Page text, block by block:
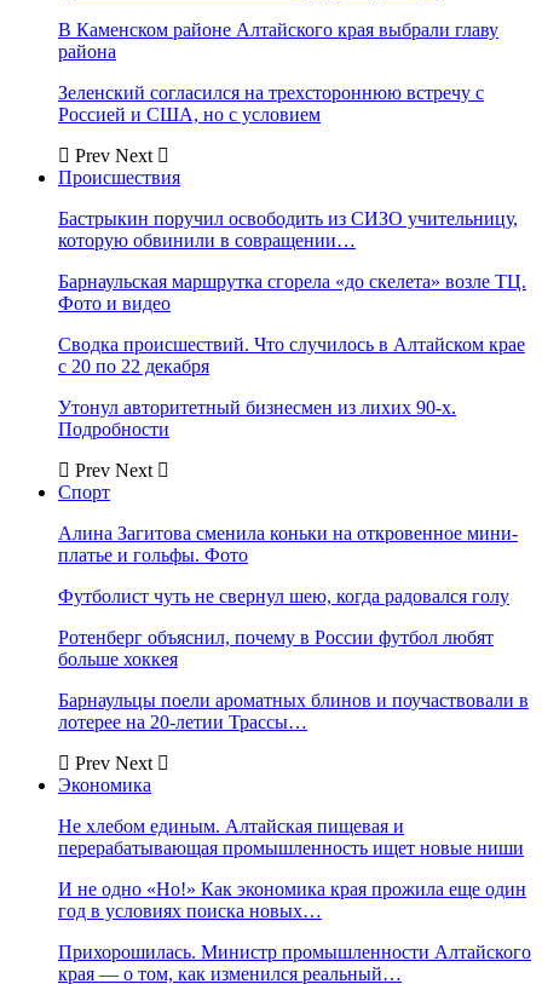
В Каменском районе Алтайского края выбрали главу
района
Зеленский согласился на трехстороннюю встречу с
Россией и США, но с условием
Prev Next
Происшествия
Бастрыкин поручил освободить из СИЗО учительницу,
которую обвинили в совращении…
Барнаульская маршрутка сгорела «до скелета» возле ТЦ.
Фото и видео
Сводка происшествий. Что случилось в Алтайском крае
с 20 по 22 декабря
Утонул авторитетный бизнесмен из лихих 90-х.
Подробности
Prev Next
Спорт
Алина Загитова сменила коньки на откровенное мини-
платье и гольфы. Фото
Футболист чуть не свернул шею, когда радовался голу
Ротенберг объяснил, почему в России футбол любят
больше хоккея
Барнаульцы поели ароматных блинов и поучаствовали в
лотерее на 20-летии Трассы…
Prev Next
Экономика
Не хлебом единым. Алтайская пищевая и
перерабатывающая промышленность ищет новые ниши
И не одно «Но!» Как экономика края прожила еще один
год в условиях поиска новых…
Прихорошилась. Министр промышленности Алтайского
края — о том, как изменился реальный…